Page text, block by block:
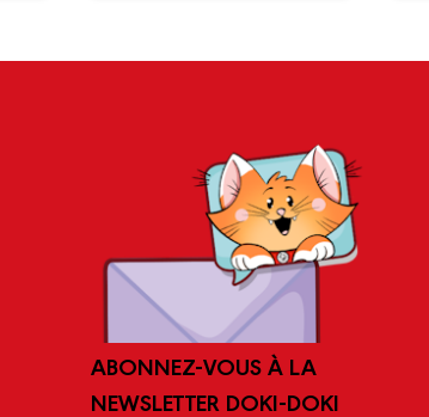
ABONNEZ-VOUS À LA
NEWSLETTER DOKI-DOKI